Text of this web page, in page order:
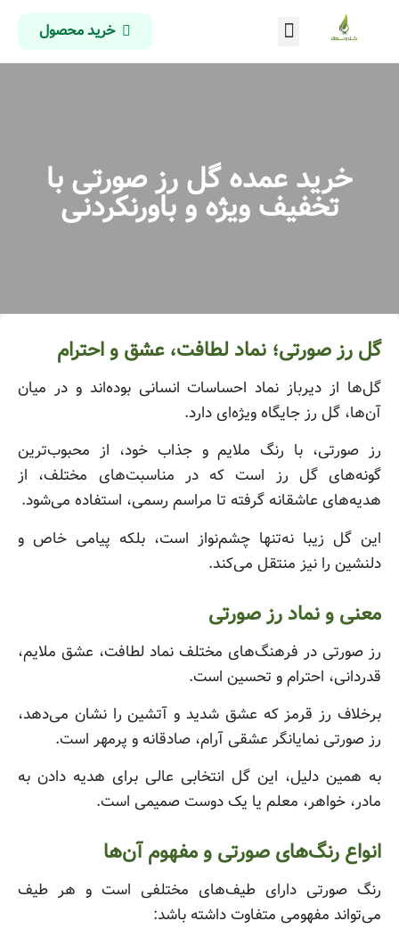
خرید محصول
خرید عمده گل رز صورتی با
تخفیف ویژه و باورنکردنی
گل رز صورتی؛ نماد لطافت، عشق و احترام
گل‌ها از دیرباز نماد احساسات انسانی بوده‌اند و در میان
آن‌ها، گل رز جایگاه ویژه‌ای دارد.
رز صورتی، با رنگ ملایم و جذاب خود، از محبوب‌ترین
گونه‌های گل رز است که در مناسبت‌های مختلف، از
هدیه‌های عاشقانه گرفته تا مراسم رسمی، استفاده می‌شود.
این گل زیبا نه‌تنها چشم‌نواز است، بلکه پیامی خاص و
دلنشین را نیز منتقل می‌کند.
معنی و نماد رز صورتی
رز صورتی در فرهنگ‌های مختلف نماد لطافت، عشق ملایم،
قدردانی، احترام و تحسین است.
برخلاف رز قرمز که عشق شدید و آتشین را نشان می‌دهد،
رز صورتی نمایانگر عشقی آرام، صادقانه و پرمهر است.
به همین دلیل، این گل انتخابی عالی برای هدیه دادن به
مادر، خواهر، معلم یا یک دوست صمیمی است.
انواع رنگ‌های صورتی و مفهوم آن‌ها
رنگ صورتی دارای طیف‌های مختلفی است و هر طیف
می‌تواند مفهومی متفاوت داشته باشد: